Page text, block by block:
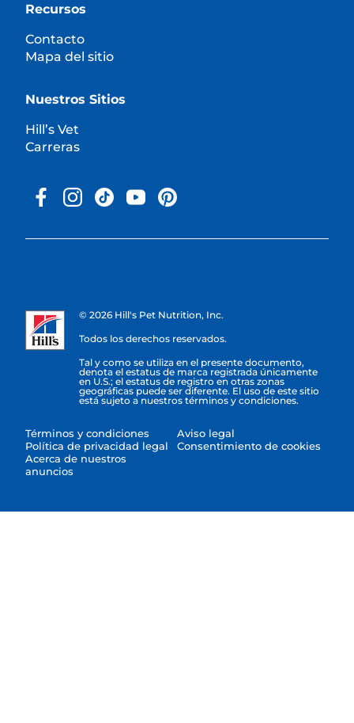
Recursos
Contacto
Mapa del sitio
Nuestros Sitios
Hill’s Vet
Carreras
© 2026 Hill's Pet Nutrition, Inc.
Todos los derechos reservados.
Tal y como se utiliza en el presente documento,
denota el estatus de marca registrada únicamente
en U.S.; el estatus de registro en otras zonas
geográficas puede ser diferente. El uso de este sitio
está sujeto a nuestros términos y condiciones.
Términos y condiciones
Política de privacidad legal
Acerca de nuestros
anuncios
Aviso legal
Consentimiento de cookies